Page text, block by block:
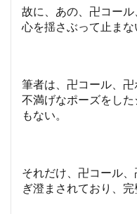
故に、あの、卍コー
心を揺さぶって止まな
筆者は、卍コール、卍
不満げなポーズをし
もない。
それだけ、卍コール
ぎ澄まされており、完